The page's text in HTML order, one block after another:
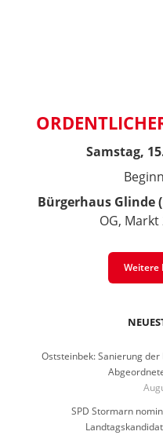
Samstag,
Bürgerhaus Glinde
OG, Markt
Weitere
Oststeinbek: Sanierung
SPD Stormarn